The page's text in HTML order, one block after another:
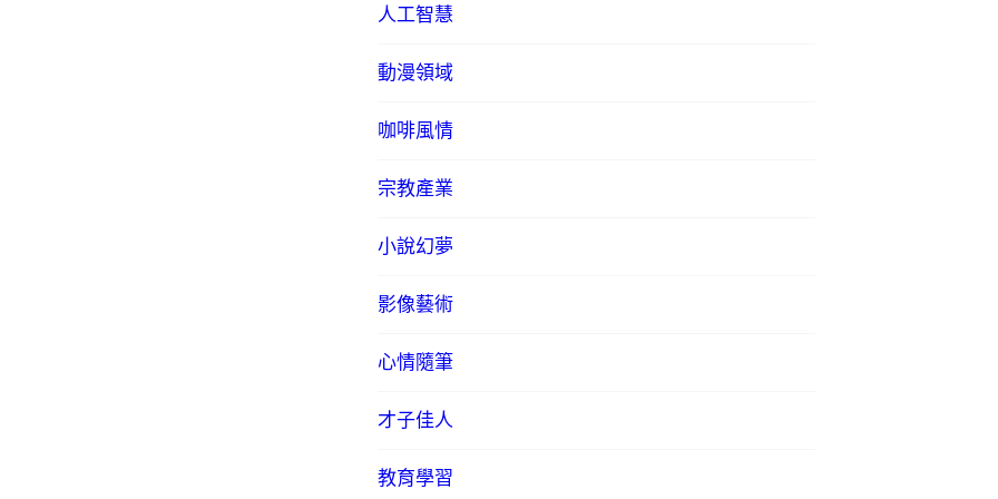
人工智慧
動漫領域
咖啡風情
宗教產業
小說幻夢
影像藝術
心情隨筆
才子佳人
教育學習